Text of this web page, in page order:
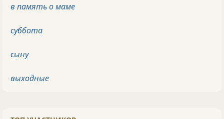
в память о маме
суббота
сыну
выходные